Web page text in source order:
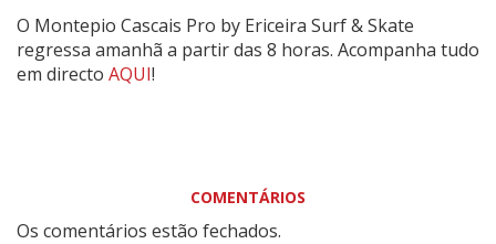
O Montepio Cascais Pro by Ericeira Surf & Skate
regressa amanhã a partir das 8 horas. Acompanha tudo
em directo AQUI!
COMENTÁRIOS
Os comentários estão fechados.